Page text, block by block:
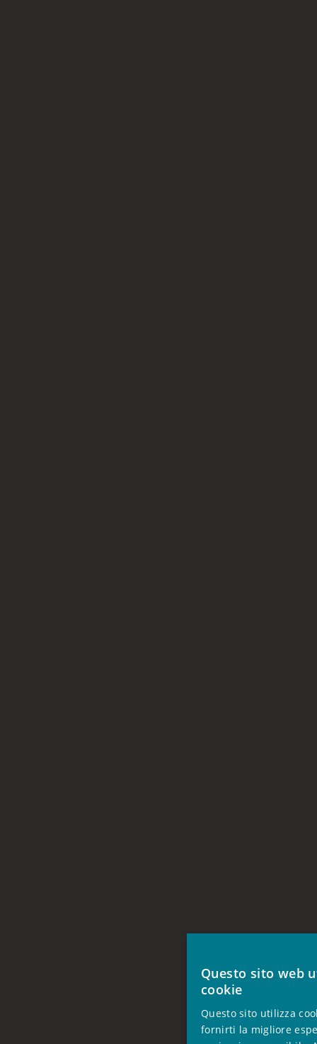
Questo sito web
cookie
Questo sito utilizza
fornirti la migliore